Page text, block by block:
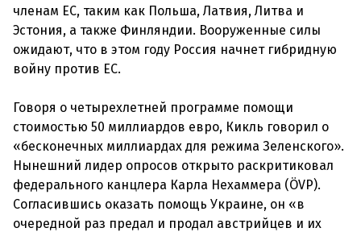
членам ЕС, таким как Польша, Латвия, Литва и
Эстония, а также Финляндии. Вооруженные силы
ожидают, что в этом году Россия начнет гибридную
войну против ЕС.
Говоря о четырехлетней программе помощи
стоимостью 50 миллиардов евро, Кикль говорил о
«бесконечных миллиардах для режима Зеленского».
Нынешний лидер опросов открыто раскритиковал
федерального канцлера Карла Нехаммера (ÖVP).
Согласившись оказать помощь Украине, он «в
очередной раз предал и продал австрийцев и их